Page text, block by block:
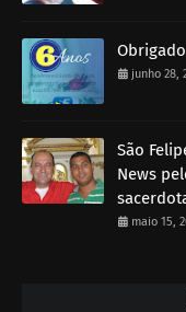
junho 28,
São
News
maio 15,